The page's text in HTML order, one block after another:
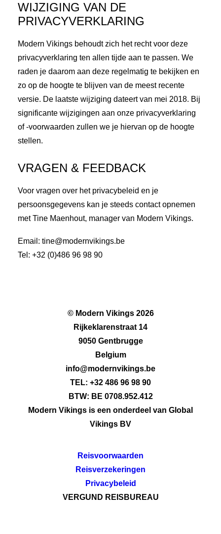
WIJZIGING VAN DE
PRIVACYVERKLARING
Modern Vikings behoudt zich het recht voor deze
privacyverklaring ten allen tijde aan te passen. We
raden je daarom aan deze regelmatig te bekijken en
zo op de hoogte te blijven van de meest recente
versie. De laatste wijziging dateert van mei 2018. Bij
significante wijzigingen aan onze privacyverklaring
of -voorwaarden zullen we je hiervan op de hoogte
stellen.
VRAGEN & FEEDBACK
Voor vragen over het privacybeleid en je
persoonsgegevens kan je steeds contact opnemen
met Tine Maenhout, manager van Modern Vikings.
Email: tine@modernvikings.be
Tel: +32 (0)486 96 98 90
© Modern Vikings 2026
Rijkeklarenstraat 14
9050 Gentbrugge
Belgium
info@modernvikings.be
TEL: +32 486 96 98 90
BTW: BE 0708.952.412
Modern Vikings is een onderdeel van Global
Vikings BV
Reisvoorwaarden
Reisverzekeringen
Privacybeleid
VERGUND REISBUREAU